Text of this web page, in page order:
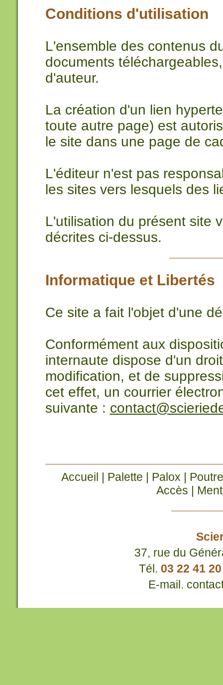
Conditions d'utilisation
L'ensemble des contenus
documents
d'auteur.
La création d'un lien
toute autre page) est
le site dans une page de
L'éditeur n'est pas
les sites vers lesquels des
L'utilisation du présent site
décrites ci-dessus.
Informatique et Libertés
Ce site a fait l'objet d'une
Conformément aux
internaute dispose d'un
modification, et de
cet effet, un courrier
suivante :
Accueil | Palette | Palox |
Accès |
37, rue du
Tél. 03 22 41
E-mail.